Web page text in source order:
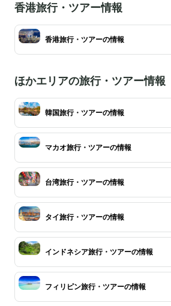
香港旅行・ツアー情報
香港旅行・ツアーの情報
ほかエリアの旅行・ツアー情報
韓国旅行・ツアーの情報
マカオ旅行・ツアーの情報
台湾旅行・ツアーの情報
タイ旅行・ツアーの情報
インドネシア旅行・ツアーの情報
フィリピン旅行・ツアーの情報